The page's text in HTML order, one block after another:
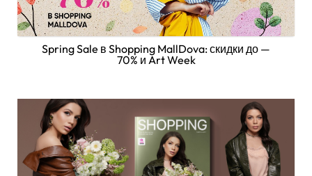
Spring Sale в Shopping MallDova: скидки до —
70% и Art Week